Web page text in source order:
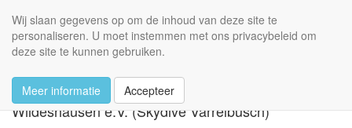
Skydive Varrelbusch
Wij slaan gegevens op om de inhoud van deze site te
personaliseren. U moet instemmen met ons privacybeleid om
deze site te kunnen gebruiken.
Meer informatie Accepteer
Privacybeleid
Skydive Varrelbusch - Fallschirmsportgruppe
Wildeshausen e.V. (Skydive Varrelbusch)